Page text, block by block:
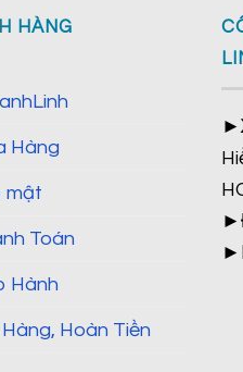
HÀNG
Hàng
mật
Toán
Hành
Hoàn Tiền
►
►
►